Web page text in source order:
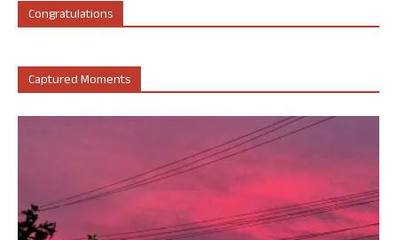
Congratulations
Captured Moments